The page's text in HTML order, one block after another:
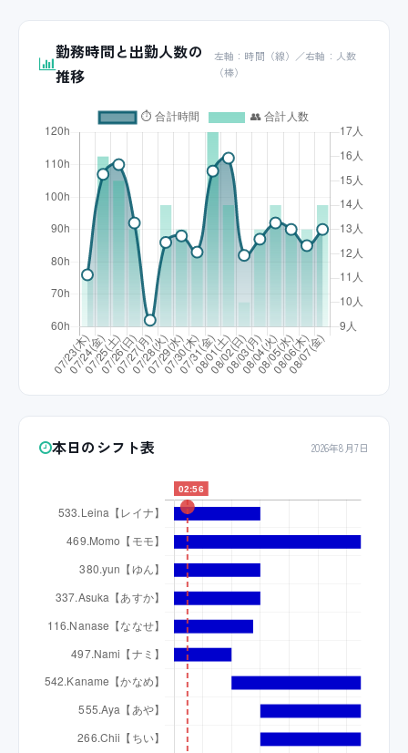
勤務時間と出勤人数の
推移
左軸：時間（線）／右軸：人数
（棒）
本日のシフト表 2026年8月7日